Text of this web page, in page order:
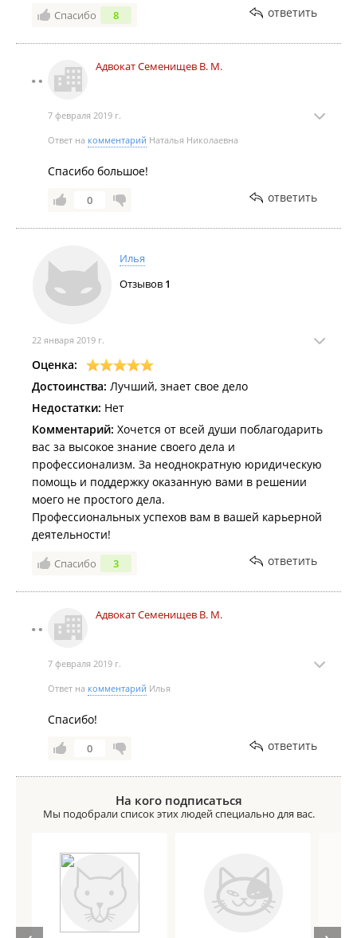
оправдательных приговоров в нашей стране
мой родной человек получил 4,8 года( разница
здесь очевидна!!) Процесс получился затяжным , и
Михайлович был для нас не просто адвокат,
который качественно и профессионально выполнял
Чудо произошло и я хочу выразить огромную
благодарность Вячеславу Михайловичу поскольку
его вклад был ОГРОМНЫМ!! Я, вся наша семья
благодарна адвокату Семенищеву Вячеславу
выдержку,порядочность, за всю проделанную
работу! Спасибо Вам за Вашу работу! Удачи Вам
всегда и во всем!
Спасибо 8 ответить
Адвокат Семенищев В. М.
7 февраля 2019 г.
Ответ на комментарий Наталья Николаевна
Спасибо большое!
0 ответить
Илья
Отзывов 1
22 января 2019 г.
Оценка:
Достоинства: Лучший, знает свое дело
Недостатки: Нет
Комментарий: Хочется от всей души поблагодарить
вас за высокое знание своего дела и
профессионализм. За неоднократную юридическую
помощь и поддержку оказанную вами в решении
моего не простого дела.
Профессиональных успехов вам в вашей карьерной
деятельности!
Спасибо 3 ответить
Адвокат Семенищев В. М.
7 февраля 2019 г.
Ответ на комментарий Илья
Спасибо!
0 ответить
На кого подписаться
Мы подобрали список этих людей специально для вас.